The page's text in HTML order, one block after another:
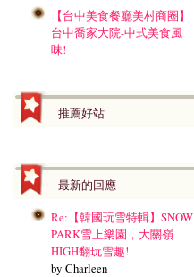
【台中美食餐廳美村商圈】
台中喬家大院-中式美食風
味!
推薦好站
最新的回應
Re:【韓國玩雪特輯】SNOW
PARK雪上樂園，大關嶺
HIGH翻玩雪趣!
by Charleen